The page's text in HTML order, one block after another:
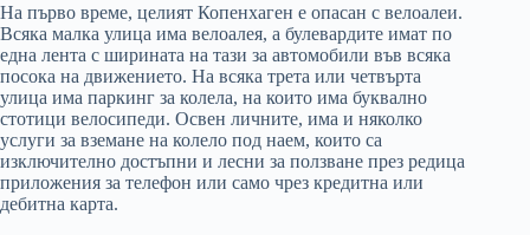
На първо време, целият Копенхаген е опасан с велоалеи.
Всяка малка улица има велоалея, а булевардите имат по
една лента с ширината на тази за автомобили във всяка
посока на движението. На всяка трета или четвърта
улица има паркинг за колела, на които има буквално
стотици велосипеди. Освен личните, има и няколко
услуги за вземане на колело под наем, които са
изключително достъпни и лесни за ползване през редица
приложения за телефон или само чрез кредитна или
дебитна карта.